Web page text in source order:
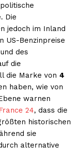
Die
jedoch im Inland
US-Benzinpreise
des
die
die Marke von 4
haben, wie von
warnen
24, dass die
historischen
sie
alternative